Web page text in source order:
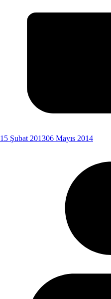
15 Şubat 201306 Mayıs 2014